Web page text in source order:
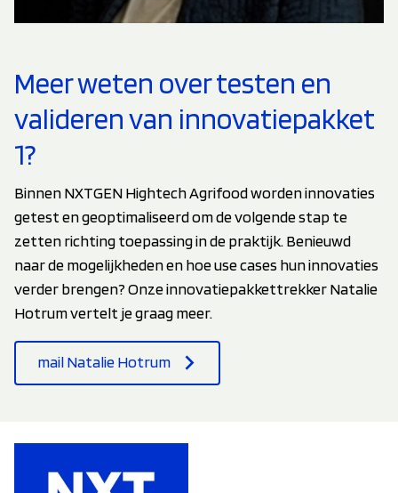
Meer weten over testen en
valideren van innovatiepakket
1?
Binnen NXTGEN Hightech Agrifood worden innovaties
getest en geoptimaliseerd om de volgende stap te
zetten richting toepassing in de praktijk. Benieuwd
naar de mogelijkheden en hoe use cases hun innovaties
verder brengen? Onze innovatiepakkettrekker Natalie
Hotrum vertelt je graag meer.
mail Natalie Hotrum